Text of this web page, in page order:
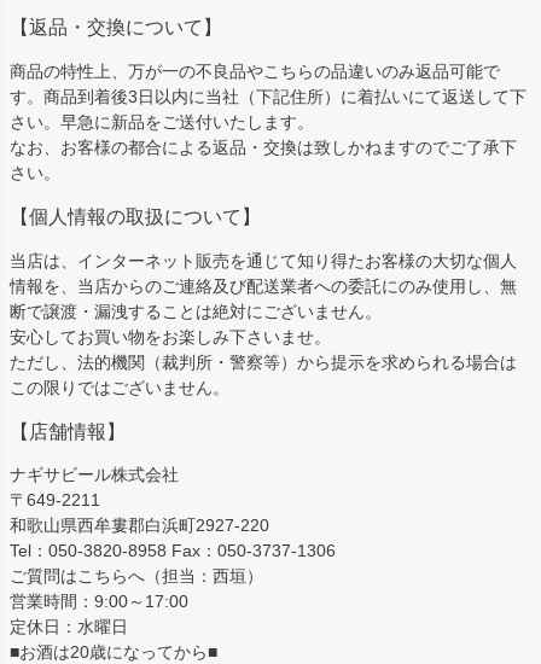
【返品・交換について】
商品の特性上、万が一の不良品やこちらの品違いのみ返品可能で
す。商品到着後3日以内に当社（下記住所）に着払いにて返送して下
さい。早急に新品をご送付いたします。
なお、お客様の都合による返品・交換は致しかねますのでご了承下
さい。
【個人情報の取扱について】
当店は、インターネット販売を通じて知り得たお客様の大切な個人
情報を、当店からのご連絡及び配送業者への委託にのみ使用し、無
断で譲渡・漏洩することは絶対にございません。
安心してお買い物をお楽しみ下さいませ。
ただし、法的機関（裁判所・警察等）から提示を求められる場合は
この限りではございません。
【店舗情報】
ナギサビール株式会社
〒649-2211
和歌山県西牟婁郡白浜町2927-220
Tel：050-3820-8958 Fax：050-3737-1306
ご質問はこちらへ（担当：西垣）
営業時間：9:00～17:00
定休日：水曜日
■お酒は20歳になってから■